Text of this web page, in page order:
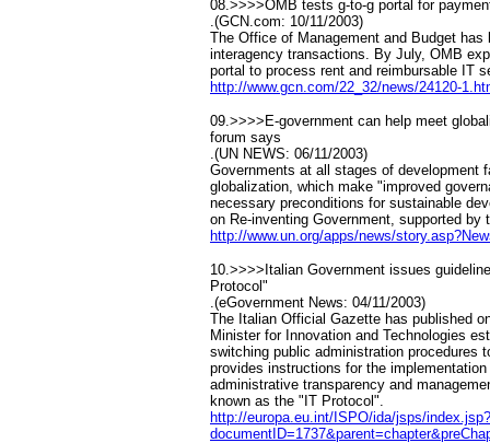
08.>>>>OMB tests g-to-g portal for
.(GCN.com: 10/11/2003)
The Office of Management and Budget has
interagency transactions. By July, OMB
portal to process rent and reimbursable IT
http://www.gcn.com/22_32/news/24120-
09.>>>>E-government can help meet
forum says
.(UN NEWS: 06/11/2003)
Governments at all stages of development
globalization, which make "improved
necessary preconditions for sustainable
on Re-inventing Government, supported by
http://www.un.org/apps/news/
10.>>>>Italian Government issues
Protocol"
.(eGovernment News: 04/11/2003)
The Italian Official Gazette has published
Minister for Innovation and Technologies
switching public administration procedures
provides instructions for the
administrative transparency and
known as the "IT Protocol".
http://europa.eu.int/ISPO/ida/jsps/